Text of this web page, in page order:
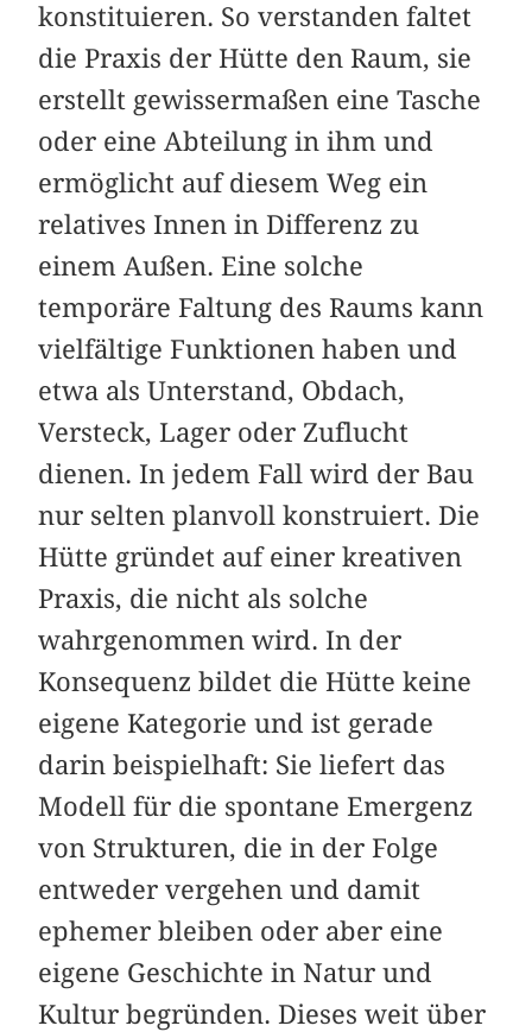
konstituieren. So verstanden faltet
die Praxis der Hütte den Raum, sie
erstellt gewissermaßen eine Tasche
oder eine Abteilung in ihm und
ermöglicht auf diesem Weg ein
relatives Innen in Differenz zu
einem Außen. Eine solche
temporäre Faltung des Raums kann
vielfältige Funktionen haben und
etwa als Unterstand, Obdach,
Versteck, Lager oder Zuflucht
dienen. In jedem Fall wird der Bau
nur selten planvoll konstruiert. Die
Hütte gründet auf einer kreativen
Praxis, die nicht als solche
wahrgenommen wird. In der
Konsequenz bildet die Hütte keine
eigene Kategorie und ist gerade
darin beispielhaft: Sie liefert das
Modell für die spontane Emergenz
von Strukturen, die in der Folge
entweder vergehen und damit
ephemer bleiben oder aber eine
eigene Geschichte in Natur und
Kultur begründen. Dieses weit über